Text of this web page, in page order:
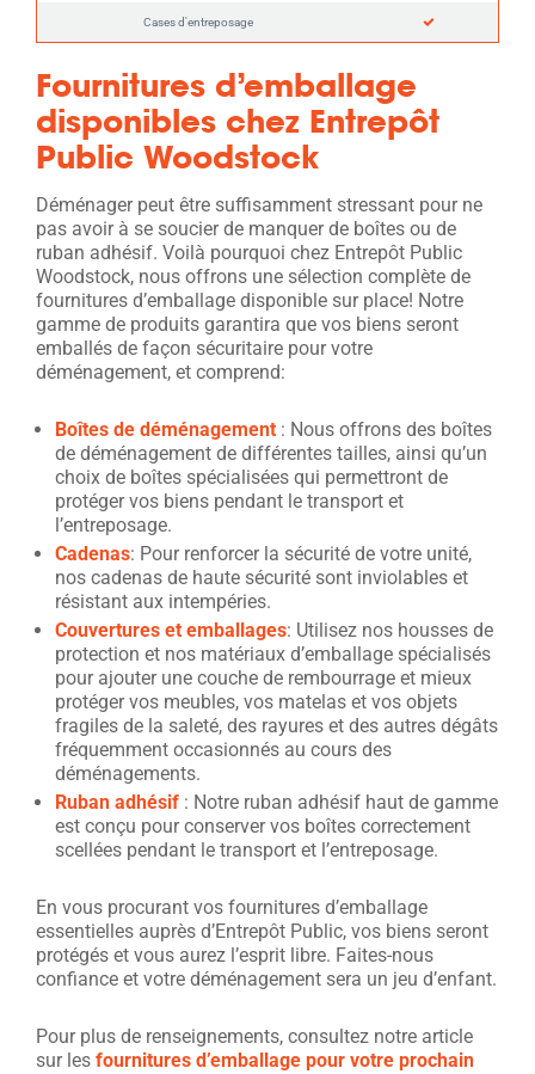
Cases d'entreposage
Fournitures d’emballage
disponibles chez Entrepôt
Public Woodstock
Déménager peut être suffisamment stressant pour ne
pas avoir à se soucier de manquer de boîtes ou de
ruban adhésif. Voilà pourquoi chez Entrepôt Public
Woodstock, nous offrons une sélection complète de
fournitures d’emballage disponible sur place! Notre
gamme de produits garantira que vos biens seront
emballés de façon sécuritaire pour votre
déménagement, et comprend:
Boîtes de déménagement : Nous offrons des boîtes
de déménagement de différentes tailles, ainsi qu’un
choix de boîtes spécialisées qui permettront de
protéger vos biens pendant le transport et
l’entreposage.
Cadenas: Pour renforcer la sécurité de votre unité,
nos cadenas de haute sécurité sont inviolables et
résistant aux intempéries.
Couvertures et emballages: Utilisez nos housses de
protection et nos matériaux d’emballage spécialisés
pour ajouter une couche de rembourrage et mieux
protéger vos meubles, vos matelas et vos objets
fragiles de la saleté, des rayures et des autres dégâts
fréquemment occasionnés au cours des
déménagements.
Ruban adhésif : Notre ruban adhésif haut de gamme
est conçu pour conserver vos boîtes correctement
scellées pendant le transport et l’entreposage.
En vous procurant vos fournitures d’emballage
essentielles auprès d’Entrepôt Public, vos biens seront
protégés et vous aurez l’esprit libre. Faites-nous
confiance et votre déménagement sera un jeu d’enfant.
Pour plus de renseignements, consultez notre article
sur les fournitures d’emballage pour votre prochain